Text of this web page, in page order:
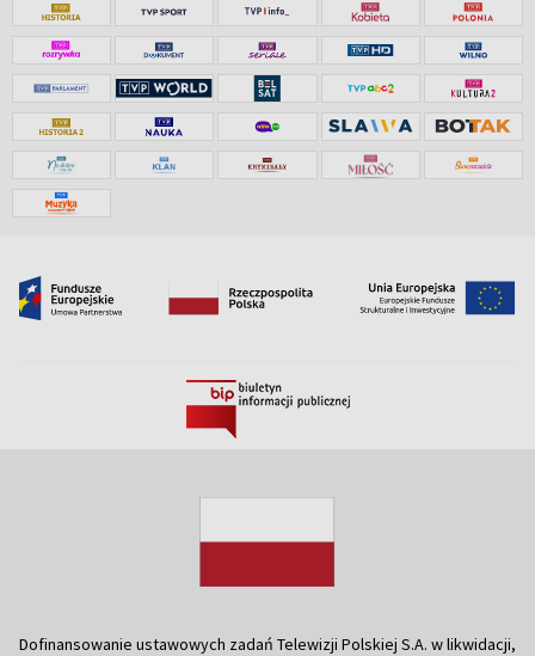
Dofinansowanie ustawowych zadań Telewizji Polskiej S.A. w likwidacji,